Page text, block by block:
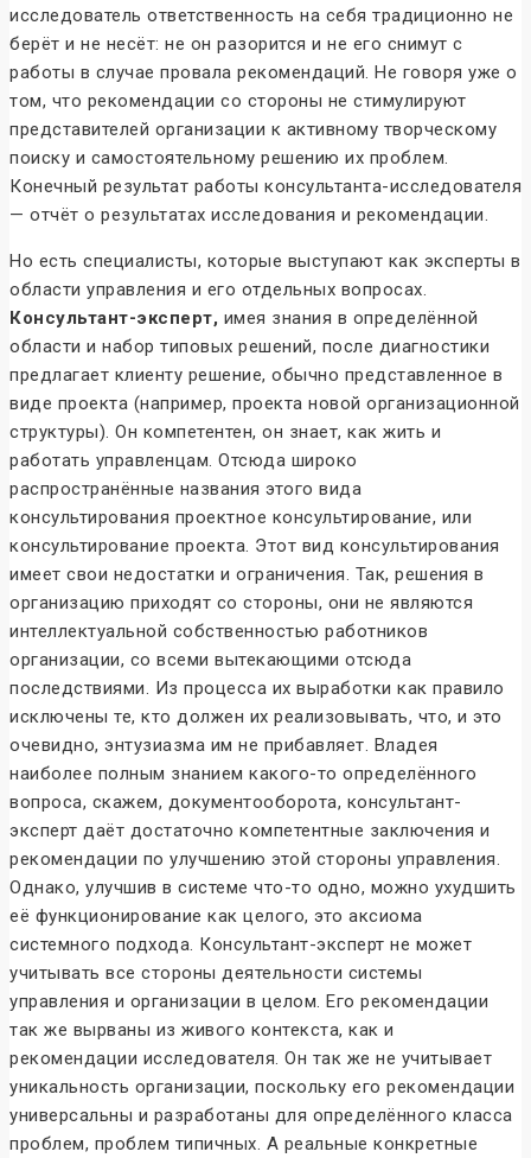
исследователь ответственность на себя традиционно не
берёт и не несёт: не он разорится и не его снимут с
работы в случае провала рекомендаций. Не говоря уже о
том, что рекомендации со стороны не стимулируют
представителей организации к активному творческому
поиску и самостоятельному решению их проблем.
Конечный результат работы консультанта-исследователя
— отчёт о результатах исследования и рекомендации.
Но есть специалисты, которые выступают как эксперты в
области управления и его отдельных вопросах.
Консультант-эксперт, имея знания в определённой
области и набор типовых решений, после диагностики
предлагает клиенту решение, обычно представленное в
виде проекта (например, проекта новой организационной
структуры). Он компетентен, он знает, как жить и
работать управленцам. Отсюда широко
распространённые названия этого вида
консультирования проектное консультирование, или
консультирование проекта. Этот вид консультирования
имеет свои недостатки и ограничения. Так, решения в
организацию приходят со стороны, они не являются
интеллектуальной собственностью работников
организации, со всеми вытекающими отсюда
последствиями. Из процесса их выработки как правило
исключены те, кто должен их реализовывать, что, и это
очевидно, энтузиазма им не прибавляет. Владея
наиболее полным знанием какого-то определённого
вопроса, скажем, документооборота, консультант-
эксперт даёт достаточно компетентные заключения и
рекомендации по улучшению этой стороны управления.
Однако, улучшив в системе что-то одно, можно ухудшить
её функционирование как целого, это аксиома
системного подхода. Консультант-эксперт не может
учитывать все стороны деятельности системы
управления и организации в целом. Его рекомендации
так же вырваны из живого контекста, как и
рекомендации исследователя. Он так же не учитывает
уникальность организации, поскольку его рекомендации
универсальны и разработаны для определённого класса
проблем, проблем типичных. А реальные конкретные